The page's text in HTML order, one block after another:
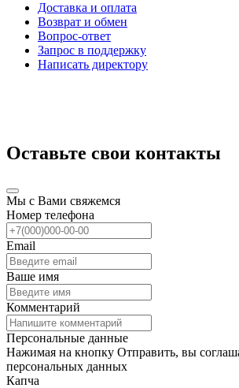
Доставка и оплата
Возврат и обмен
Вопрос-ответ
Запрос в поддержку
Написать директору
Оставьте свои контакты
Мы с Вами свяжемся
Номер телефона
Email
Ваше имя
Комментарий
Персональные данные
Нажимая на кнопку Отправить, вы
персональных данных
Капча